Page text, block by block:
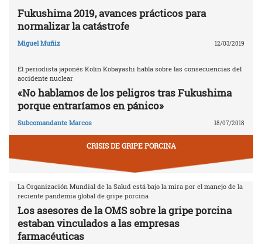
Fukushima 2019, avances prácticos para
normalizar la catástrofe
Miguel Muñiz 12/03/2019
El periodista japonés Kolin Kobayashi habla sobre las consecuencias del
accidente nuclear
«No hablamos de los peligros tras Fukushima
porque entraríamos en pánico»
Subcomandante Marcos 18/07/2018
CRISIS DE GRIPE PORCINA
La Organización Mundial de la Salud está bajo la mira por el manejo de la
reciente pandemia global de gripe porcina
Los asesores de la OMS sobre la gripe porcina
estaban vinculados a las empresas
farmacéuticas